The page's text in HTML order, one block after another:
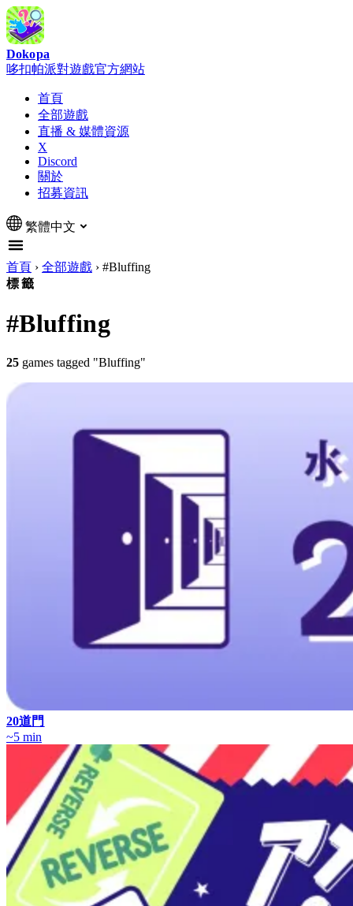
Dokopa
哆扣帕派對遊戲官方網站
首頁
全部遊戲
直播 & 媒體資源
X
Discord
關於
招募資訊
繁體中文
首頁 › 全部遊戲 › #Bluffing
標籤
#Bluffing
25 games tagged "Bluffing"
20道門
~5 min